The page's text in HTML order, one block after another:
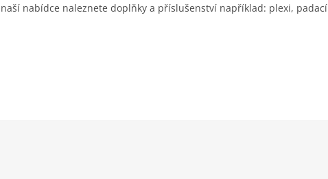
nabídce naleznete doplňky a příslušenství například: plexi,